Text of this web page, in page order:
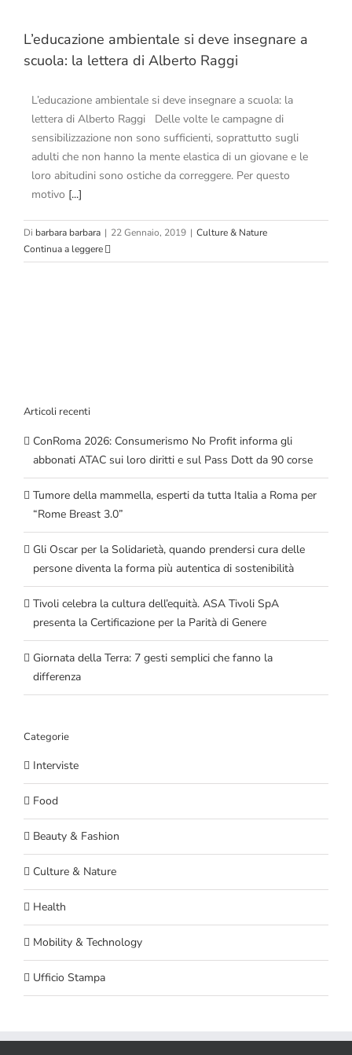
L’educazione ambientale si deve insegnare a
scuola: la lettera di Alberto Raggi
L’educazione ambientale si deve insegnare a scuola: la
lettera di Alberto Raggi Delle volte le campagne di
sensibilizzazione non sono sufficienti, soprattutto sugli
adulti che non hanno la mente elastica di un giovane e le
loro abitudini sono ostiche da correggere. Per questo
motivo [...]
Di barbara barbara | 22 Gennaio, 2019 | Culture & Nature
Continua a leggere
Articoli recenti
ConRoma 2026: Consumerismo No Profit informa gli
abbonati ATAC sui loro diritti e sul Pass Dott da 90 corse
Tumore della mammella, esperti da tutta Italia a Roma per
“Rome Breast 3.0”
Gli Oscar per la Solidarietà, quando prendersi cura delle
persone diventa la forma più autentica di sostenibilità
Tivoli celebra la cultura dell’equità. ASA Tivoli SpA
presenta la Certificazione per la Parità di Genere
Giornata della Terra: 7 gesti semplici che fanno la
differenza
Categorie
Interviste
Food
Beauty & Fashion
Culture & Nature
Health
Mobility & Technology
Ufficio Stampa